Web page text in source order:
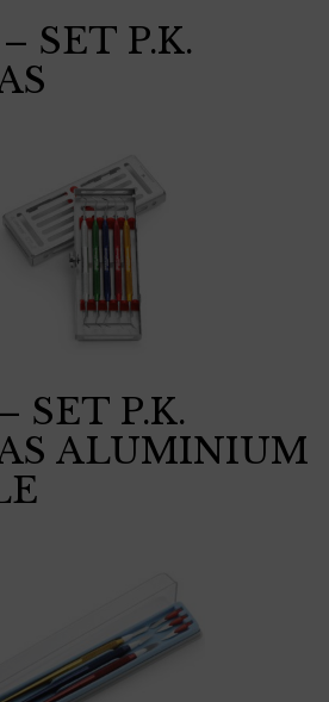
SET P.K.
SET P.K.
ALUMINIUM